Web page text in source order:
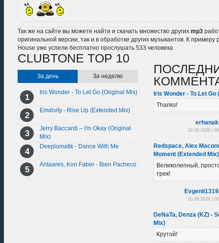
Так же на сайте вы можете найти и скачать множество других mp3
оригинальной версии, так и в обработке других музыкантов. К примеру
House уже успели бесплатно прослушать 533 человека
CLUBTONE TOP 10
За день За неделю
Iris Wonder - To Let Go (Original Mix)
Emdivity - Rise Up (Extended Mix)
Jerry Baccardi – I'm Okay (Original
Mix)
Deeplomatik - Dance With Me
Antaares, Kon Faber - Bien Pacheco
Iris Wonder - To Let Go
Thanks!
10.08.2026 |
Redspace, Alex
Moment (Extended Mix)
Великолепный,
трек!
10.08.2026 |
DeNaTa, Denza (KZ) -
Mix)
Крутой!